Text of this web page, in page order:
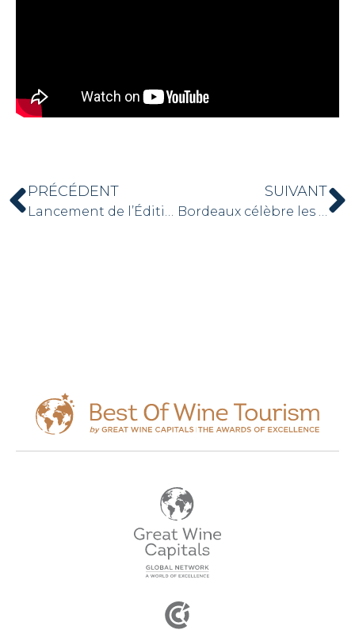
PRÉCÉDENT
Lancement de l’Édition 2025 du Concours Best Of Wine Tourism : Découvrez les Nouveautés !
SUIVANT
Bordeaux célèbre les lauréats des Best Of Wine Tourism 2026